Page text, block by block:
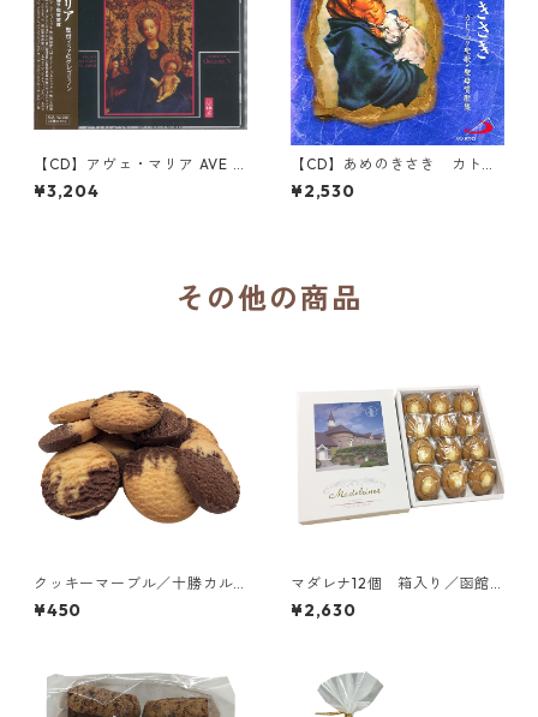
【CD】アヴェ・マリア AVE M
ARIA ― 聖母マリアのグレゴ
リアン ー／シュヴィリーの聖
¥3,204
【CD】あめのきさき カトリ
ック聖歌・聖母賛歌集／イエ
スのカリタス修道女会（合
¥2,530
その他の商品
クッキーマーブル／十勝カル
メル会修道院
¥450
マダレナ12個 箱入り／函館
トラピスチヌ修道院 天使園
¥2,630